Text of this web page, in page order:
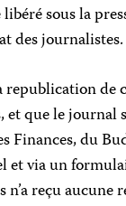
sous la
des journalistes.
republication
que le journal
Finances, du
via un
reçu aucune